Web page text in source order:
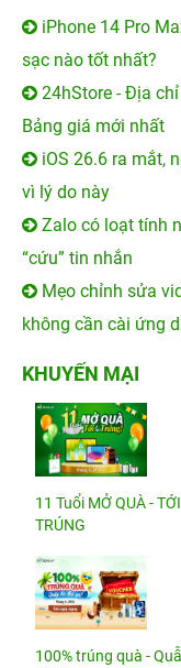
iPhone 14 Pro
sạc nào tốt nhất?
24hStore - Địa
Bảng giá mới nhất
iOS 26.6 ra mắt,
vì lý do này
Zalo có loạt tính
“cứu” tin nhắn
Mẹo chỉnh sửa
không cần cài ứng
KHUYẾN MẠI
11 Tuổi MỞ QUÀ -
TRÚNG
100% trúng quà -